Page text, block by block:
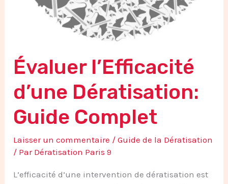
Évaluer l’Efficacité
d’une Dératisation:
Guide Complet
Laisser un commentaire /Guide de la Dératisation
/ Par Dératisation Paris 9
L’efficacité d’une intervention de dératisation est